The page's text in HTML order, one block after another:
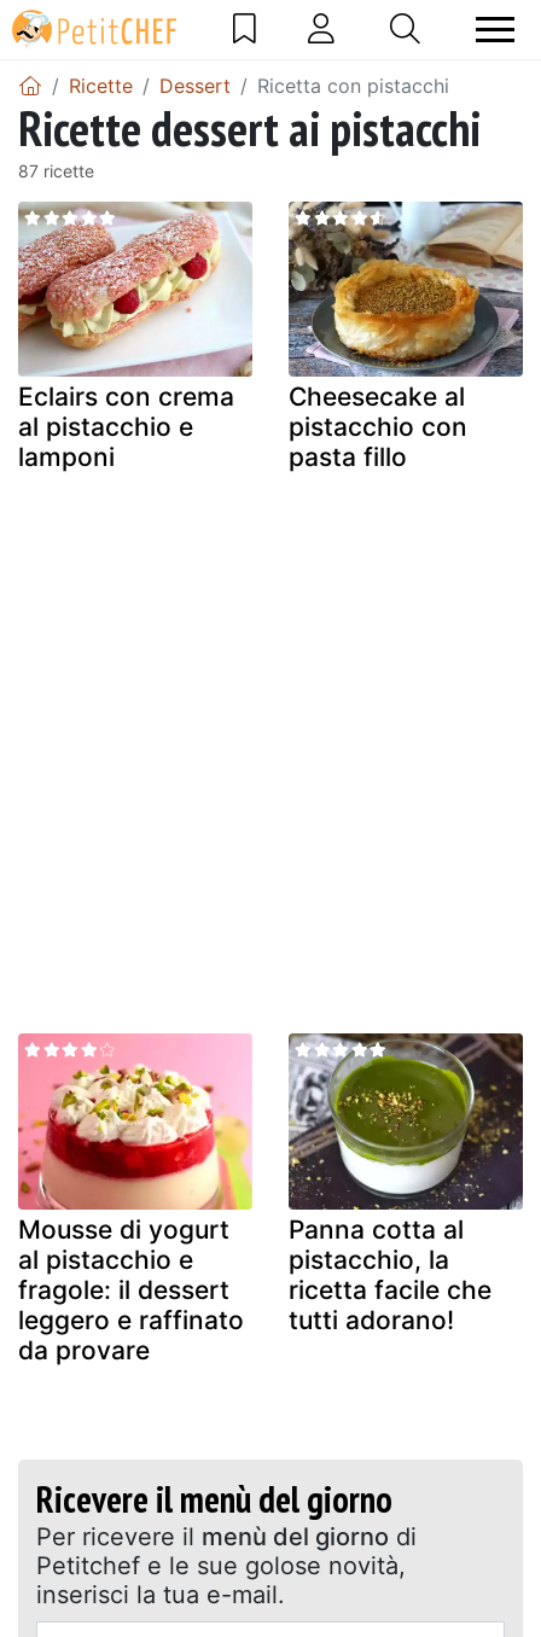
Ricette Dessert Ricetta con pistacchi
Ricette dessert ai pistacchi
87 ricette
Eclairs con crema
al pistacchio e
lamponi
Cheesecake al
pistacchio con
pasta fillo
Mousse di yogurt
al pistacchio e
fragole: il dessert
leggero e raffinato
da provare
Panna cotta al
pistacchio, la
ricetta facile che
tutti adorano!
Ricevere il menù del giorno
Per ricevere il menù del giorno di
Petitchef e le sue golose novità,
inserisci la tua e-mail.